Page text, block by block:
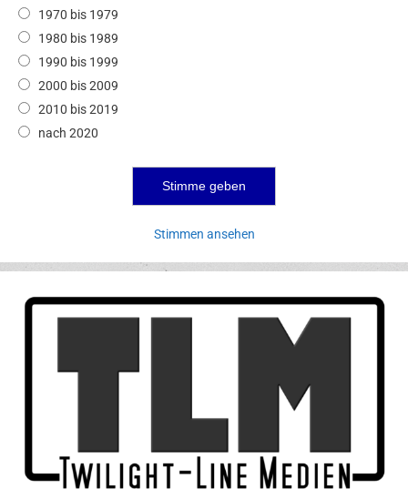
1970 bis 1979
1980 bis 1989
1990 bis 1999
2000 bis 2009
2010 bis 2019
nach 2020
Stimmen ansehen